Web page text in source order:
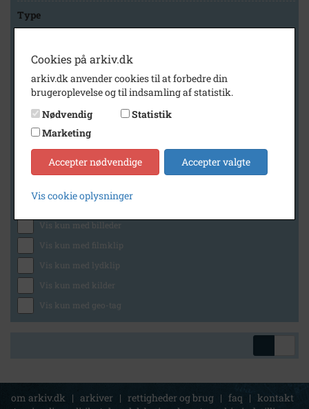
Type
Arkiv
Tårnby Stads- og Lokalarkiv
Generelt
Vis kun med billeder
Vis kun med filmklip
Vis kun med lydklip
Vis kun med kilder
Vis kun med geo-tag
om arkiv.dk | arkiver | rettigheder og brug | faq | kontakt
Cookies på arkiv.dk
arkiv.dk anvender cookies til at forbedre din
brugeroplevelse og til indsamling af statistik.
Nødvendig
Statistik
Marketing
Accepter nødvendige Accepter valgte
Vis cookie oplysninger